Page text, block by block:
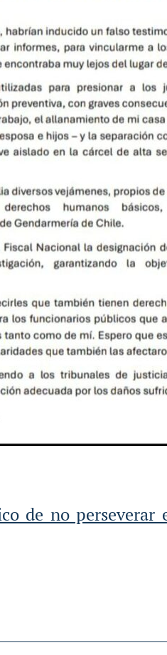
de no perseverar